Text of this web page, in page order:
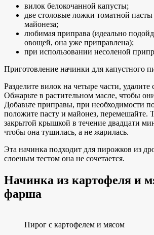
вилок белокочанной капусты;
две столовые ложки томатной пасты
майонеза;
любимая приправа (идеально
овощей, она уже приправлена);
при использовании несоленой
Приготовление начинки для капустного
Разделите вилок на четыре части, удалите
Обжарьте в растительном масле, чтобы
Добавьте приправы, при необходимости
положите пасту и майонез, перемешайте.
закрытой крышкой в течение двадцати
чтобы она тушилась, а не жарилась.
Эта начинка подходит для пирожков из
слоеным тестом она не сочетается.
Начинка из картофеля и
фарша
Пирог с картофелем и мясом